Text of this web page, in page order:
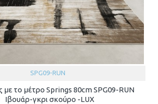
SPG09-RUN
με το μέτρο Springs 80cm SPG09-RUN
Ιβουάρ-γκρι σκούρο -LUX